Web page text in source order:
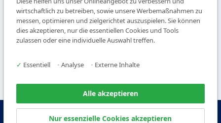
Deckengestaltung
Systeme
Produkte
Galerie
Über uns
Kontakt
© Copyright Vogl Deckensysteme - 2026
wirtschaftlich zu betreiben, sowie unsere Werbemaßnahmen zu
messen, optimieren und zielgerichtet auszuspielen. Sie können
dies akzeptieren, nur die essentiellen Cookies und Tools
zulassen oder eine individuelle Auswahl treffen.
✓ Essentiell • Analyse • Externe Inhalte
Alle akzeptieren
Nur essenzielle Cookies akzeptieren